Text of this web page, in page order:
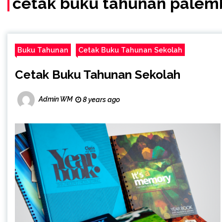
Buku Tahunan Cetak Buku Tahunan Sekolah
Cetak Buku Tahunan Sekolah
Admin WM 8 years ago